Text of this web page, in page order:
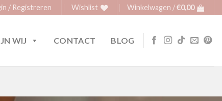
/ Registreren Wishlist Winkelwagen /€0,00
WIJ CONTACT BLOG